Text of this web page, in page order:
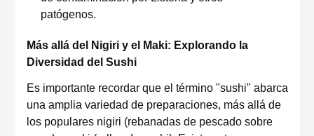
patógenos.
Más allá del Nigiri y el Maki: Explorando la
Diversidad del Sushi
Es importante recordar que el término "sushi" abarca
una amplia variedad de preparaciones, más allá de
los populares nigiri (rebanadas de pescado sobre